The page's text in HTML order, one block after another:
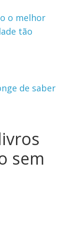
o melhor
tão
de saber
sem